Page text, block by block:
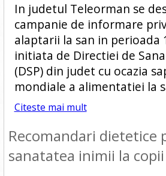
In judetul Teleorman se
campanie de informare
alaptarii la san in perioada
initiata de Directiei de
(DSP) din judet cu ocazia
mondiale a alimentatiei la
Citeste mai mult
Recomandari dietetice
sanatatea inimii la copii